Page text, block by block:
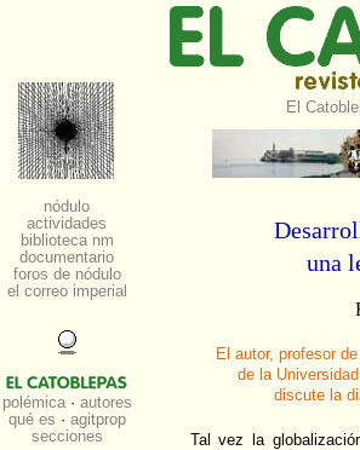
El
una
El autor, profesor
de la
discute la
Tal vez la